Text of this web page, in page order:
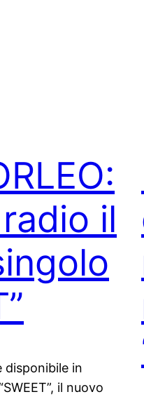
il
disponibile in
il nuovo